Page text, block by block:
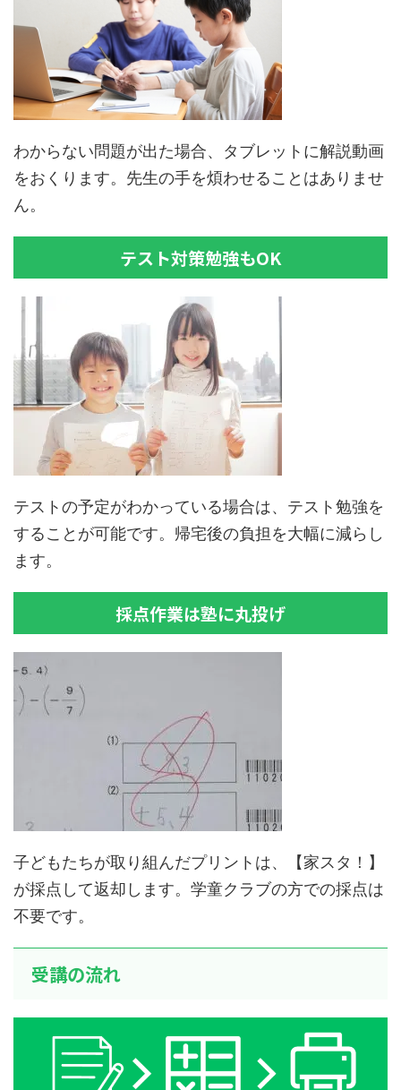
わからない問題が出た場合、タブレットに解説動画
をおくります。先生の手を煩わせることはありませ
ん。
テスト対策勉強もOK
テストの予定がわかっている場合は、テスト勉強を
することが可能です。帰宅後の負担を大幅に減らし
ます。
採点作業は塾に丸投げ
子どもたちが取り組んだプリントは、【家スタ！】
が採点して返却します。学童クラブの方での採点は
不要です。
受講の流れ